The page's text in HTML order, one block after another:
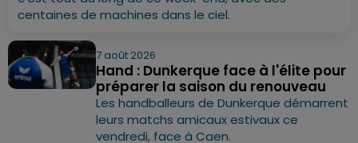
centaines de machines dans le ciel.
7 août 2026
Hand : Dunkerque face à l'élite pour
préparer la saison du renouveau
Les handballeurs de Dunkerque démarrent
leurs matchs amicaux estivaux ce
vendredi, face à Caen.